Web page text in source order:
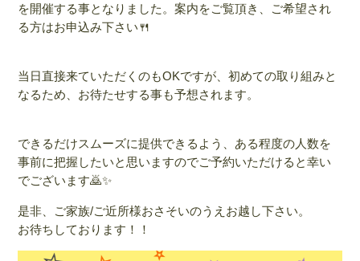
を開催する事となりました。案内をご覧頂き、ご希望され
る方はお申込み下さい🍴
当日直接来ていただくのもOKですが、初めての取り組みと
なるため、お待たせする事も予想されます。
できるだけスムーズに提供できるよう、ある程度の人数を
事前に把握したいと思いますのでご予約いただけると幸い
でございます🙇✨
是非、ご家族/ご近所様おさそいのうえお越し下さい。
お待ちしております！！